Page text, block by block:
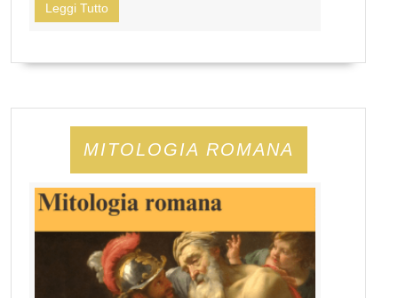
Leggi Tutto
MITOLOGIA ROMANA